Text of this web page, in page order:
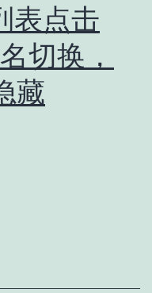
表点击
切换，
藏